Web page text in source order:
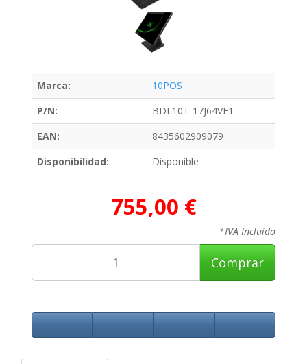
Marca:
10POS
P/N:
BDL10T-17J64VF1
EAN:
8435602909079
Disponibilidad:
Disponible
755,00 €
*IVA Incluido
Comprar